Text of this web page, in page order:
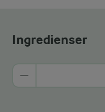
Ingredienser